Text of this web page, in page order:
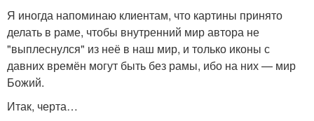
Я иногда напоминаю клиентам, что картины принято
делать в раме, чтобы внутренний мир автора не
"выплеснулся" из неё в наш мир, и только иконы с
давних времён могут быть без рамы, ибо на них — мир
Божий.
Итак, черта…